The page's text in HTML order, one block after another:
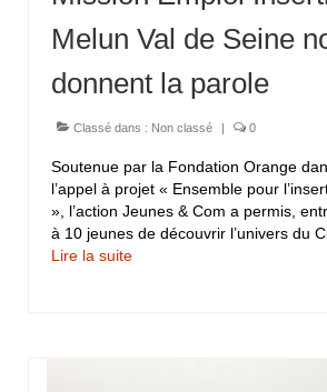
Melun Val de Seine
donnent la parole
Classé dans : Non classé | 0
Soutenue par la Fondation Orange
l’appel à projet « Ensemble pour
», l’action Jeunes & Com a permis,
à 10 jeunes de découvrir l’univers du
Lire la suite­­